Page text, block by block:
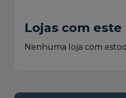
Fiat
Fiat
Fiat
Lojas com
Nenhuma loja com